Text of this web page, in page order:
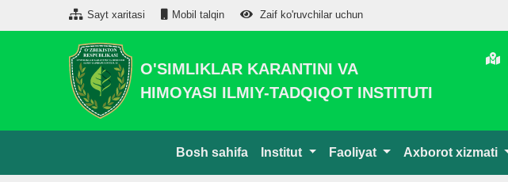
Sayt xaritasi Mobil talqin Zaif ko'ruvchilar uchun
O'SIMLIKLAR KARANTINI VA
HIMOYASI ILMIY-TADQIQOT INSTITUTI
Bosh sahifa Institut Faoliyat Axborot xizmati